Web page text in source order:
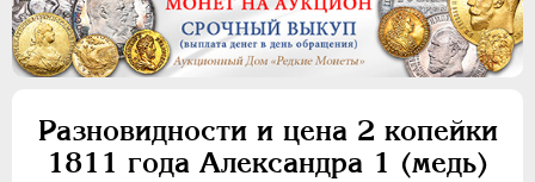
Разновидности и цена 2 копейки
1811 года Александра 1 (медь)
ПEТР I 1699 - 1725
ПЕТР II 1727-1729
АННА ИОАННОВНА 1730-1740